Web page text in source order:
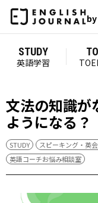
by
STUDY
英語学習
文法の知識が
ようになる？
STUDY
スピーキング・英
英語コーチお悩み相談室